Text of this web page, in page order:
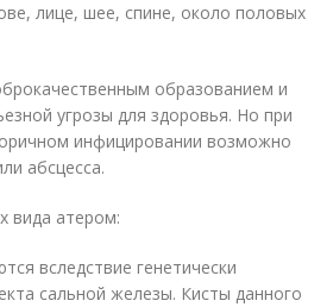
лице, шее, спине, около половых
образованием и
угрозы для здоровья. Но при
инфицировании возможно
абсцесса.
вида атером:
вследствие генетически
сальной железы. Кисты данного